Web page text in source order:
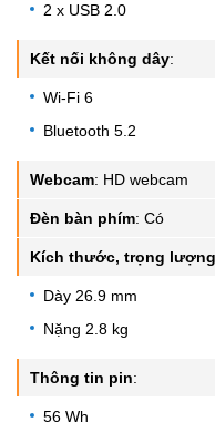
2 x USB 2.0
Kết nối không dây:
Wi-Fi 6
Bluetooth 5.2
Webcam: HD webcam
Đèn bàn phím: Có
Kích thước, trọng lượng
Dày 26.9 mm
Nặng 2.8 kg
Thông tin pin:
56 Wh